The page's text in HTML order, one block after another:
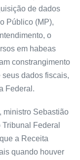
de dados
Público (MP),
o
em habeas
constrangimento
dados fiscais,
Federal.
ministro Sebastião
Federal
a Receita
quando houver